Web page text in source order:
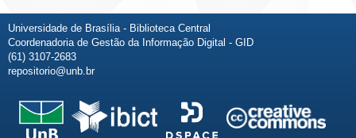
Universidade de Brasília - Biblioteca Central
Coordenadoria de Gestão da Informação Digital - GID
(61) 3107-2683
repositorio@unb.br